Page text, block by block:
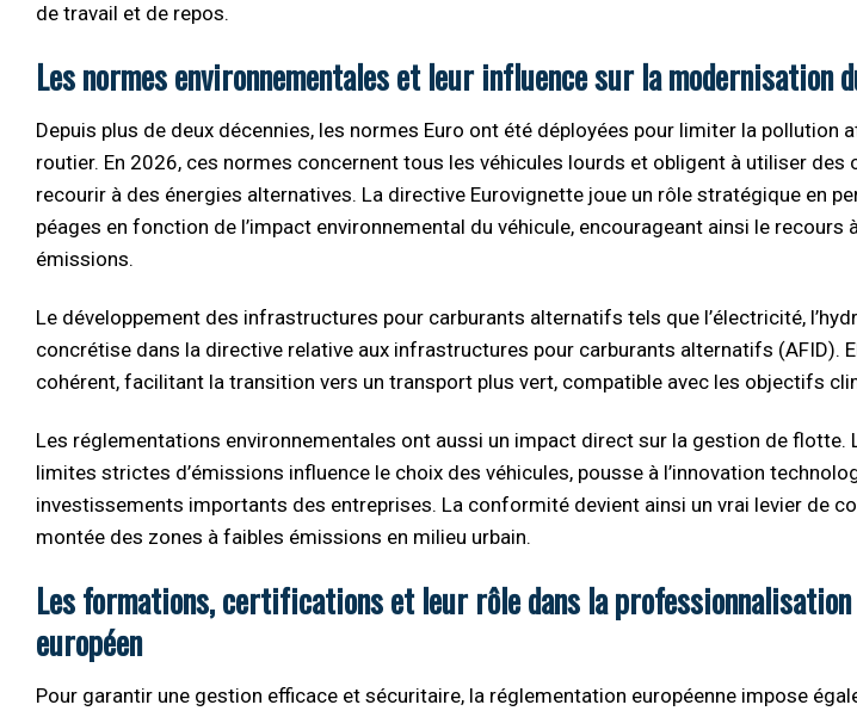
de travail et de repos.
Les normes environnementales et leur influence sur la modernisation
Depuis plus de deux décennies, les normes Euro ont été déployées pour limiter la pollution
routier. En 2026, ces normes concernent tous les véhicules lourds et obligent à utiliser des
recourir à des énergies alternatives. La directive Eurovignette joue un rôle stratégique en
péages en fonction de l’impact environnemental du véhicule, encourageant ainsi le recours
émissions.
Le développement des infrastructures pour carburants alternatifs tels que l’électricité,
concrétise dans la directive relative aux infrastructures pour carburants alternatifs (AFID).
cohérent, facilitant la transition vers un transport plus vert, compatible avec les objectifs
Les réglementations environnementales ont aussi un impact direct sur la gestion de flotte.
limites strictes d’émissions influence le choix des véhicules, pousse à l’innovation
investissements importants des entreprises. La conformité devient ainsi un vrai levier de
montée des zones à faibles émissions en milieu urbain.
Les formations, certifications et leur rôle dans la
européen
Pour garantir une gestion efficace et sécuritaire, la réglementation européenne impose